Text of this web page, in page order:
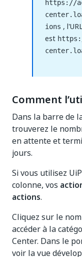
https://
ions ,
est
Comment
Dans la barre de
trouverez le
en attente et
jours.
Si vous utilisez
colonne, vos
actions.
Cliquez sur le
accéder à la
Center. Dans le
voir la vue